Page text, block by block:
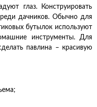
глаз. Конструировать
дачников. Обычно для
бутылок используют
инструменты. Для
павлина – красивую